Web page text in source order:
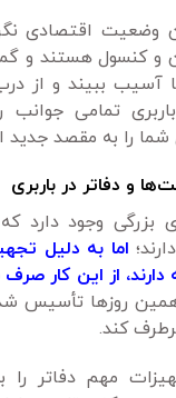
وضعیت اقتصادی
و کنسول هستند و
ببیند و از درب
تمامی جوانب
شما را به مقصد جدید
و دفاتر در باربری
بزرگی وجود دارد
اما به دلیل
از این کار
همین روزها تأسیس
کند.
مهم دفاتر